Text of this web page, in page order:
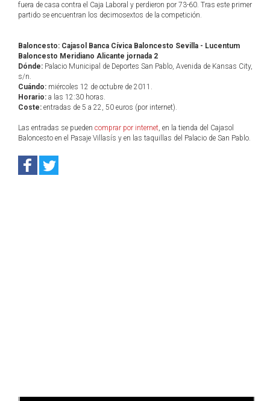
fuera de casa contra el Caja Laboral y perdieron por 73-60. Tras este primer
partido se encuentran los decimosextos de la competición.
Baloncesto: Cajasol Banca Cívica Baloncesto Sevilla - Lucentum
Baloncesto Meridiano Alicante jornada 2
Dónde: Palacio Municipal de Deportes San Pablo, Avenida de Kansas City,
s/n.
Cuándo: miércoles 12 de octubre de 2011.
Horario: a las 12:30 horas.
Coste: entradas de 5 a 22, 50 euros (por internet).
Las entradas se pueden comprar por internet, en la tienda del Cajasol
Baloncesto en el Pasaje Villasís y en las taquillas del Palacio de San Pablo.